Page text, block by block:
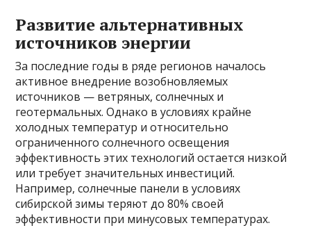
Развитие альтернативных
источников энергии
За последние годы в ряде регионов началось
активное внедрение возобновляемых
источников — ветряных, солнечных и
геотермальных. Однако в условиях крайне
холодных температур и относительно
ограниченного солнечного освещения
эффективность этих технологий остается низкой
или требует значительных инвестиций.
Например, солнечные панели в условиях
сибирской зимы теряют до 80% своей
эффективности при минусовых температурах.